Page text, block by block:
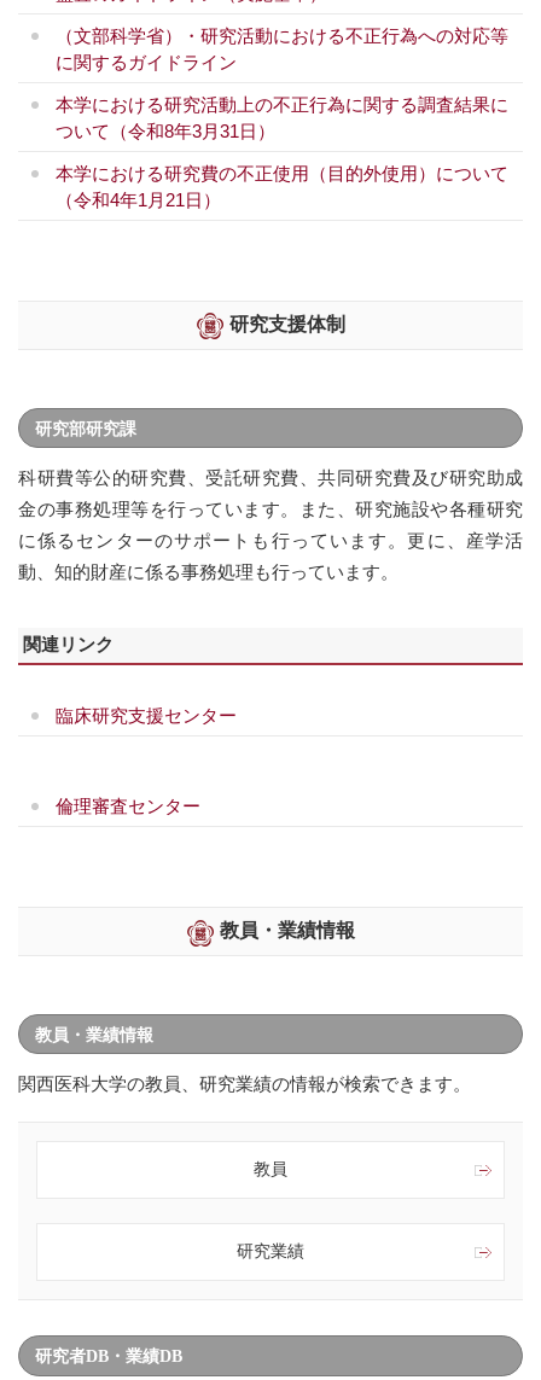
（文部科学省）・研究活動における不正行為への対応等
に関するガイドライン
本学における研究活動上の不正行為に関する調査結果に
ついて（令和8年3月31日）
本学における研究費の不正使用（目的外使用）について
（令和4年1月21日）
研究支援体制
研究部研究課
科研費等公的研究費、受託研究費、共同研究費及び研究助成
金の事務処理等を行っています。また、研究施設や各種研究
に係るセンターのサポートも行っています。更に、産学活
動、知的財産に係る事務処理も行っています。
関連リンク
臨床研究支援センター
倫理審査センター
教員・業績情報
教員・業績情報
関西医科大学の教員、研究業績の情報が検索できます。
教員
研究業績
研究者DB・業績DB